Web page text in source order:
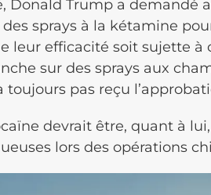
Donald Trump a
sprays à la kéta­mine
leur effi­ca­cité soit sujette à
sur des sprays aux
toujours pas reçu
devrait être, quant à
lors des opéra­tions